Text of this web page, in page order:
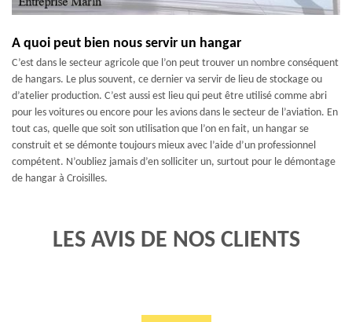
A quoi peut bien nous servir un hangar
C’est dans le secteur agricole que l’on peut trouver un nombre conséquent
de hangars. Le plus souvent, ce dernier va servir de lieu de stockage ou
d’atelier production. C’est aussi est lieu qui peut être utilisé comme abri
pour les voitures ou encore pour les avions dans le secteur de l’aviation. En
tout cas, quelle que soit son utilisation que l’on en fait, un hangar se
construit et se démonte toujours mieux avec l’aide d’un professionnel
compétent. N’oubliez jamais d’en solliciter un, surtout pour le démontage
de hangar à Croisilles.
LES AVIS DE NOS CLIENTS